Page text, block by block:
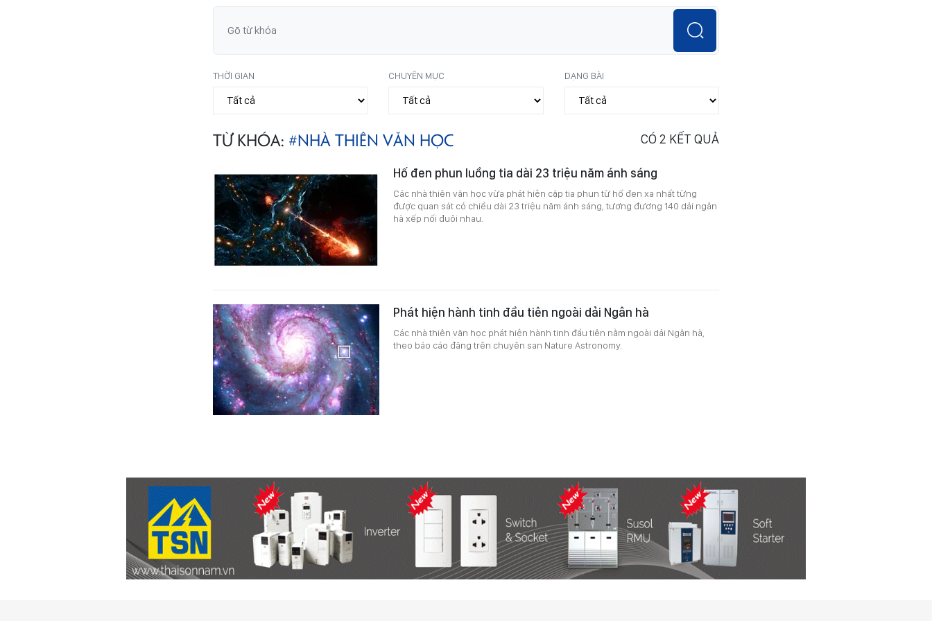
THỜI GIAN CHUYÊN MỤC DẠNG BÀI
TỪ KHÓA: #NHÀ THIÊN VĂN HỌC CÓ 2 KẾT QUẢ
Hố đen phun luồng tia dài 23 triệu năm ánh sáng
Các nhà thiên văn học vừa phát hiện cặp tia phun từ hố đen xa nhất từng
được quan sát có chiều dài 23 triệu năm ánh sáng, tương đương 140 dải ngân
hà xếp nối đuôi nhau.
Phát hiện hành tinh đầu tiên ngoài dải Ngân hà
Các nhà thiên văn học phát hiện hành tinh đầu tiên nằm ngoài dải Ngân hà,
theo báo cáo đăng trên chuyên san Nature Astronomy.